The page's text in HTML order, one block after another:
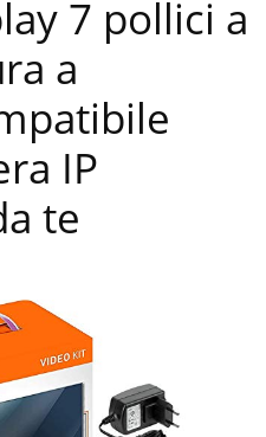
7 pollici a
a
IP
te